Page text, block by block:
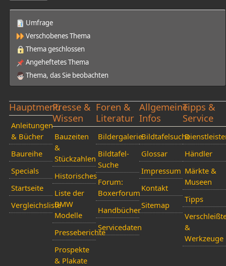
Umfrage
Verschobenes Thema
Thema geschlossen
Angeheftetes Thema
Thema, das Sie beobachten
Hauptmenü
Anleitungen
& Bücher
Baureihe
Specials
Startseite
Vergleichsliste
Presse &
Wissen
Bauzeiten
&
Stückzahlen
Historisches
Liste der
BMW
Modelle
Presseberichte
Prospekte
& Plakate
Foren &
Literatur
Bildergalerie
Bildtafel-
Suche
Forum:
Boxerforum
Handbücher
Servicedaten
Allgemeine
Infos
Bildtafelsuche
Glossar
Impressum
Kontakt
Sitemap
Tipps &
Service
Händler
Märkte &
Museen
Tipps
&
Werkzeuge